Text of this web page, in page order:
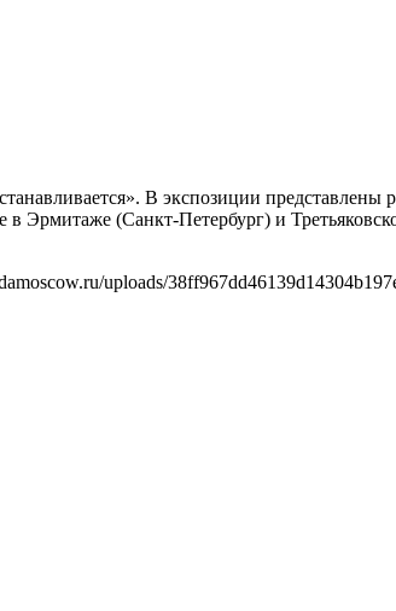
В экспозиции
Эрмитаже (Санкт-Петербург) и
uploads/